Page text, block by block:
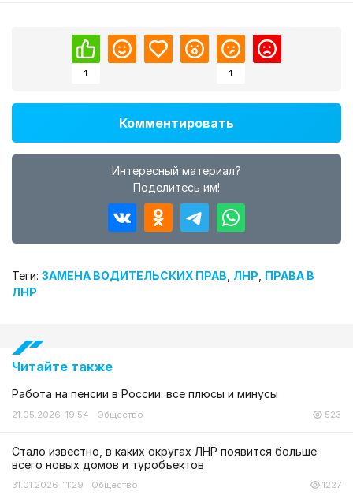
1 1
Комментировать
Интересный материал?
Поделитесь им!
Теги: ЗАМЕНА ВОДИТЕЛЬСКИХ ПРАВ, ЛНР, ПРАВА В
ЛНР
Читайте также
Работа на пенсии в России: все плюсы и минусы
21.05.2026 19:54 Общество 523
Стало известно, в каких округах ЛНР появится больше
всего новых домов и туробъектов
31.01.2026 11:29 Общество 1227